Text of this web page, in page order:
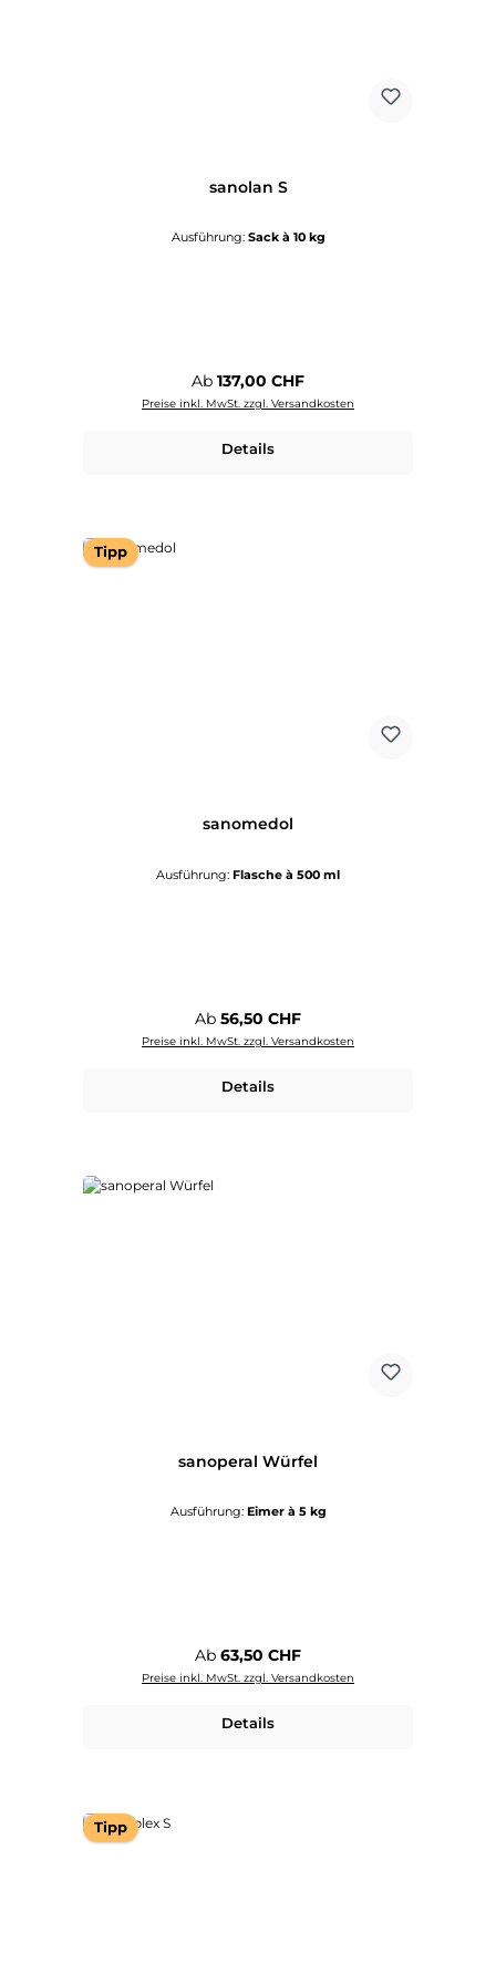
sanolan S
Ausführung: Sack à 10 kg
Regulärer Preis:
Ab 137,00 CHF
Preise inkl. MwSt. zzgl. Versandkosten
Details
Tipp
sanomedol
Ausführung: Flasche à 500 ml
Regulärer Preis:
Ab 56,50 CHF
Preise inkl. MwSt. zzgl. Versandkosten
Details
sanoperal Würfel
Ausführung: Eimer à 5 kg
Regulärer Preis:
Ab 63,50 CHF
Preise inkl. MwSt. zzgl. Versandkosten
Details
Tipp